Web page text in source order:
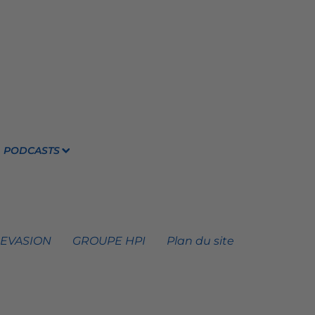
PODCASTS
GROUPE HPI Plan du site